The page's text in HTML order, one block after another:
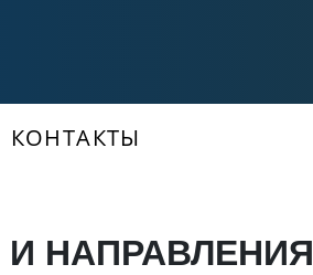
КОНТАКТЫ
НАПРАВЛЕНИЯ